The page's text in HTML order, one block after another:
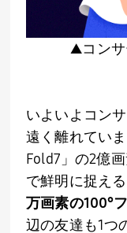
▲コン
いよいよコン
遠く離れてい
Fold7 」の2億
で鮮明に捉え
万画素の100°
辺の友達も1つ